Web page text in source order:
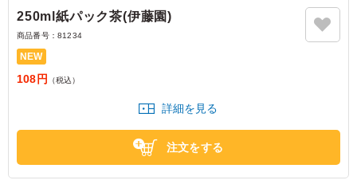
250ml紙パック茶(伊藤園)
商品番号： 81234
NEW
108円 （税込）
詳細を見る
注文をする